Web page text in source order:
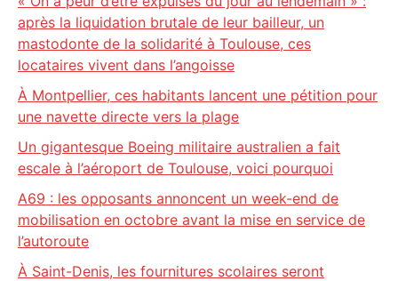
après la liquidation brutale de leur bailleur, un
mastodonte de la solidarité à Toulouse, ces
locataires vivent dans l’angoisse
À Montpellier, ces habitants lancent une pétition pour
une navette directe vers la plage
Un gigantesque Boeing militaire australien a fait
escale à l’aéroport de Toulouse, voici pourquoi
A69 : les opposants annoncent un week-end de
mobilisation en octobre avant la mise en service de
l’autoroute
À Saint-Denis, les fournitures scolaires seront